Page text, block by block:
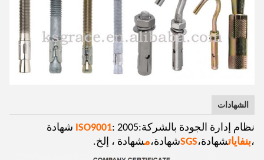
الشهادات
نظام إدارة الجودة بالشركة: ISO9001 : 2005 شهادة
،بنفاياتشهادة،SGSشهادة،مشهادة ، إلخ.